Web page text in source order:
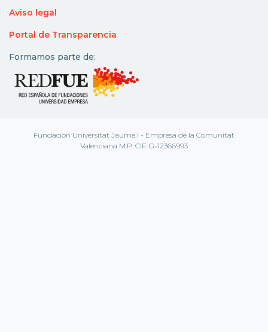
Aviso legal
Portal de Transparencia
Formamos parte de:
Fundación Universitat Jaume I - Empresa de la Comunitat
Valenciana M.P. CIF: G-12366993